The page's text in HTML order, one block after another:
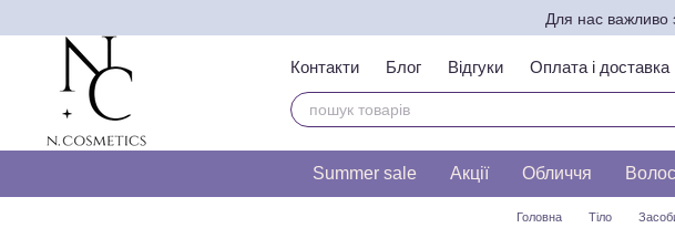
Для нас важливо
Контакти Блог Відгуки Оплата і доставка
Тест на визначення типу шкіри по ЛЕСЛІ
Summer sale Акції Обличчя
Головна Тіло